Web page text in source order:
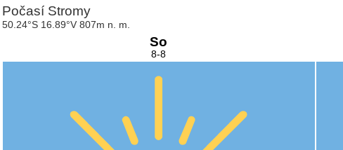
Počasí Stromy
50.24°S 16.89°V 807m n. m.
So
8-8